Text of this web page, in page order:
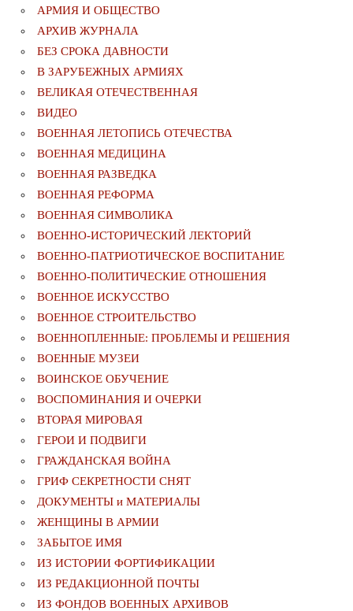
АРМИЯ И ОБЩЕСТВО
АРХИВ ЖУРНАЛА
БЕЗ СРОКА ДАВНОСТИ
В ЗАРУБЕЖНЫХ АРМИЯХ
ВЕЛИКАЯ ОТЕЧЕСТВЕННАЯ
ВИДЕО
ВОЕННАЯ ЛЕТОПИСЬ ОТЕЧЕСТВА
ВОЕННАЯ МЕДИЦИНА
ВОЕННАЯ РАЗВЕДКА
ВОЕННАЯ РЕФОРМА
ВОЕННАЯ СИМВОЛИКА
ВОЕННО-ИСТОРИЧЕСКИЙ ЛЕКТОРИЙ
ВОЕННО-ПАТРИОТИЧЕСКОЕ ВОСПИТАНИЕ
ВОЕННО-ПОЛИТИЧЕСКИE ОТНОШЕНИЯ
ВОЕННОЕ ИСКУССТВО
ВОЕННОЕ СТРОИТЕЛЬСТВО
ВОЕННОПЛЕННЫЕ: ПРОБЛЕМЫ И РЕШЕНИЯ
ВОЕННЫЕ МУЗЕИ
ВОИНСКОЕ ОБУЧЕНИЕ
ВОСПОМИНАНИЯ И ОЧЕРКИ
ВТОРАЯ МИРОВАЯ
ГЕРОИ И ПОДВИГИ
ГРАЖДАНСКАЯ ВОЙНА
ГРИФ СЕКРЕТНОСТИ СНЯТ
ДОКУМЕНТЫ и МАТЕРИАЛЫ
ЖЕНЩИНЫ В АРМИИ
ЗАБЫТОЕ ИМЯ
ИЗ ИСТОРИИ ФОРТИФИКАЦИИ
ИЗ РЕДАКЦИОННОЙ ПОЧТЫ
ИЗ ФОНДОВ ВОЕННЫХ АРХИВОВ